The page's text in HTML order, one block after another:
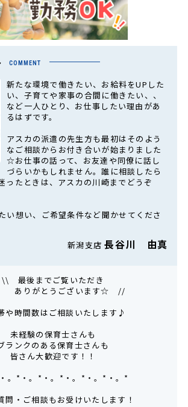
COMMENT
新たな環境で働きたい、お給料をUPした
い、子育てや家事の合間に働きたい、、
など一人ひとり、お仕事したい理由があ
るはずです。
アスカの派遣の先生方も最初はそのよう
なご相談からお付き合いが始まりました
☆お仕事の話って、お友達や同僚に話し
づらいかもしれません。誰に相談したら
ったときは、アスカの川崎までどうぞ
い想い、ご希望条件など聞かせてくださ
新潟支店長谷川 由真
\\ 最後までご覧いただき
がとうございます☆ //
や時間数はご相談いたします♪
未経験の保育士さんも
ランクのある保育士さんも
皆さん大歓迎です！！
。*・。*・。*・。*・。*・。*
問・ご相談もお受けいたします！